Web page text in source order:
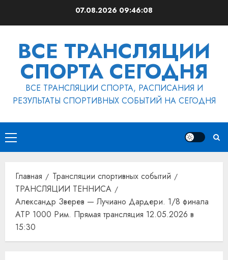
07.08.2026 09:46:08
ВСЕ ТРАНСЛЯЦИИ
СПОРТА СЕГОДНЯ
ВСЕ ТРАНСЛЯЦИИ СПОРТА, РАСПИСАНИЯ И
РЕЗУЛЬТАТЫ СПОРТИВНЫХ СОБЫТИЙ НА СЕГОДНЯ
Основное
меню
Главная
Трансляции спортивных событий
ТРАНСЛЯЦИИ ТЕННИСА
Александр Зверев — Лучиано Дардери. 1/8 финала
ATP 1000 Рим. Прямая трансляция 12.05.2026 в
15:30